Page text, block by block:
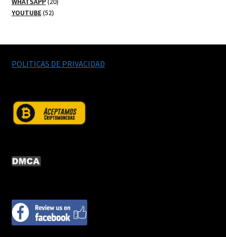
YOUTUBE 5252
POLITICAS DE PRIVACIDAD